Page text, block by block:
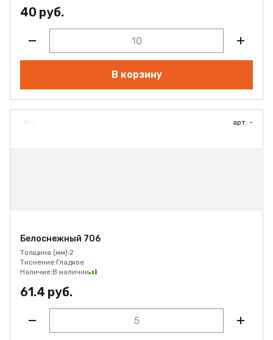
40 руб.
В корзину
арт. -
Белоснежный 706
Толщина (мм):2
Тиснение:Гладкое
Наличие:В наличии
61.4 руб.